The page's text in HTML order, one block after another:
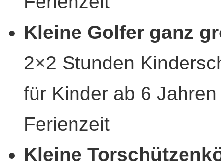
Kleine Golfer ganz
2×2 Stunden
für Kinder ab 6
Ferienzeit
Kleine